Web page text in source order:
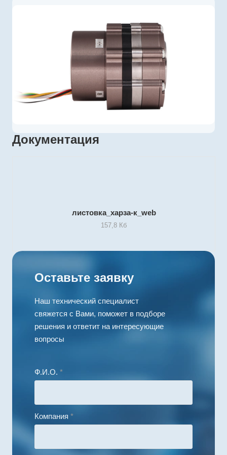
Документация
листовка_харза-к_web
157,8 Кб
Оставьте заявку
Наш технический специалист
свяжется с Вами, поможет в подборе
решения и ответит на интересующие
вопросы
Ф.И.О. *
Компания *